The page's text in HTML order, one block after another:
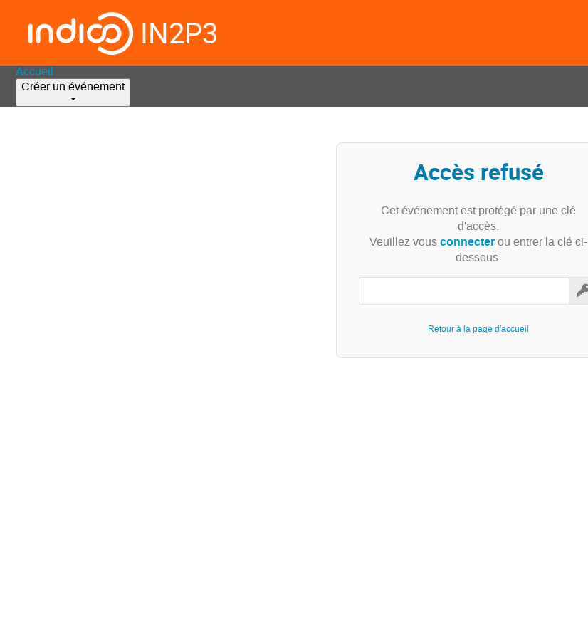
IN2P3
Accueil
Créer un événement
Accès refusé
Cet événement est protégé par une clé
d'accès.
Veuillez vous connecter ou entrer la clé ci-
dessous.
Retour à la page d'accueil